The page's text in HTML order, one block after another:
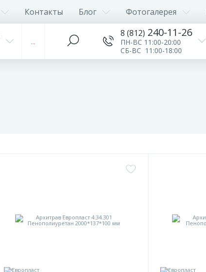
Контакты Блог Фотогалерея
...
8 (812) 240-11-26
ПН-ВС 11:00-20:00
СБ-ВС 11:00-18:00